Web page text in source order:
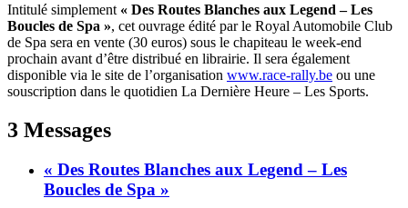
Intitulé simplement « Des Routes Blanches aux Legend – Les
Boucles de Spa », cet ouvrage édité par le Royal Automobile Club
de Spa sera en vente (30 euros) sous le chapiteau le week-end
prochain avant d’être distribué en librairie. Il sera également
disponible via le site de l’organisation www.race-rally.be ou une
souscription dans le quotidien La Dernière Heure – Les Sports.
3 Messages
« Des Routes Blanches aux Legend – Les
Boucles de Spa »